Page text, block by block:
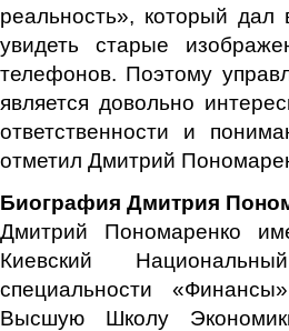
реальность», который
увидеть старые
телефонов. Поэтому
является довольно
ответственности и
отметил Дмитрий
Биография Дмитрия
Дмитрий Пономаренко
Киевский
специальности
Высшую Школу